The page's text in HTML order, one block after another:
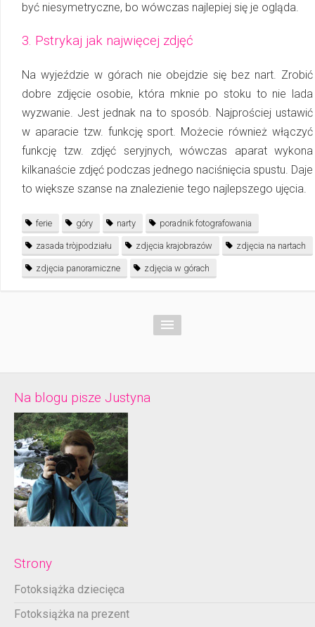
być niesymetryczne, bo wówczas najlepiej się je ogląda.
3. Pstrykaj jak najwięcej zdjęć
Na wyjeździe w górach nie obejdzie się bez nart. Zrobić
dobre zdjęcie osobie, która mknie po stoku to nie lada
wyzwanie. Jest jednak na to sposób. Najprościej ustawić
w aparacie tzw. funkcję sport. Możecie również włączyć
funkcję tzw. zdjęć seryjnych, wówczas aparat wykona
kilkanaście zdjęć podczas jednego naciśnięcia spustu. Daje
to większe szanse na znalezienie tego najlepszego ujęcia.
ferie góry narty poradnik fotografowania
zasada tròjpodziału zdjęcia krajobrazów zdjęcia na nartach
zdjęcia panoramiczne zdjęcia w górach
Na blogu pisze Justyna
Strony
Fotoksiążka dziecięca
Fotoksiążka na prezent